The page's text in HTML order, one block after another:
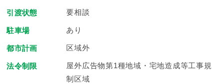
引渡状態 要相談
駐車場 あり
都市計画 区域外
法令制限
屋外広告物第1種地域・宅地造成等工事規
制区域